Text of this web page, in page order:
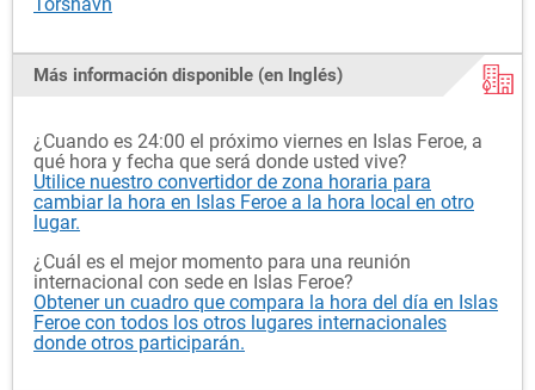
Más información disponible (en Inglés)
¿Cuando es 24:00 el próximo viernes en Islas Feroe, a
qué hora y fecha que será donde usted vive?
Utilice nuestro convertidor de zona horaria para
cambiar la hora en Islas Feroe a la hora local en otro
lugar.
¿Cuál es el mejor momento para una reunión
internacional con sede en Islas Feroe?
Obtener un cuadro que compara la hora del día en Islas
Feroe con todos los otros lugares internacionales
donde otros participarán.